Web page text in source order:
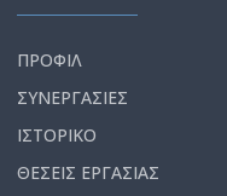
ΠΡΟΦΙΛ
ΣΥΝΕΡΓΑΣΙΕΣ
ΙΣΤΟΡΙΚΟ
ΘΕΣΕΙΣ ΕΡΓΑΣΙΑΣ